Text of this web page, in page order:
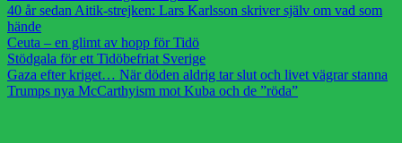
40 år sedan Aitik-strejken: Lars Karlsson skriver själv om vad som
hände
Ceuta – en glimt av hopp för Tidö
Stödgala för ett Tidöbefriat Sverige
Gaza efter kriget… När döden aldrig tar slut och livet vägrar stanna
Trumps nya McCarthyism mot Kuba och de ”röda”